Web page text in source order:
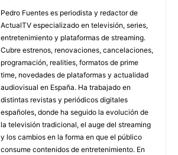
Pedro Fuentes es periodista y redactor de
ActualTV especializado en televisión, series,
entretenimiento y plataformas de streaming.
Cubre estrenos, renovaciones, cancelaciones,
programación, realities, formatos de prime
time, novedades de plataformas y actualidad
audiovisual en España. Ha trabajado en
distintas revistas y periódicos digitales
españoles, donde ha seguido la evolución de
la televisión tradicional, el auge del streaming
y los cambios en la forma en que el público
consume contenidos de entretenimiento. En